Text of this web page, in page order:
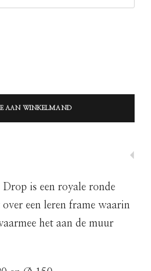
AAN WINKELMAND
is een royale ronde
een leren frame waarin
het aan de muur